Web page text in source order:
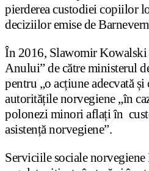
pierderea custodiei copiilor
deciziilor emise de
În 2016, Slawomir Kowalski
Anului” de către ministerul
pentru „o acțiune adecvată
autoritățile norvegiene „în
polonezi minori aflați în
asistență norvegiene”.
Serviciile sociale